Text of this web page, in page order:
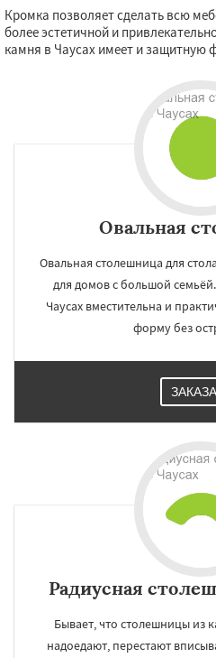
Кромка позволяет сделать всю
более эстетичной и
камня в Чаусах имеет и защитную
Овальная
Овальная столешница для
для домов с большой
Чаусах вместительна и
форму без
Радиусная
Бывает, что столешницы из
надоедают, перестают